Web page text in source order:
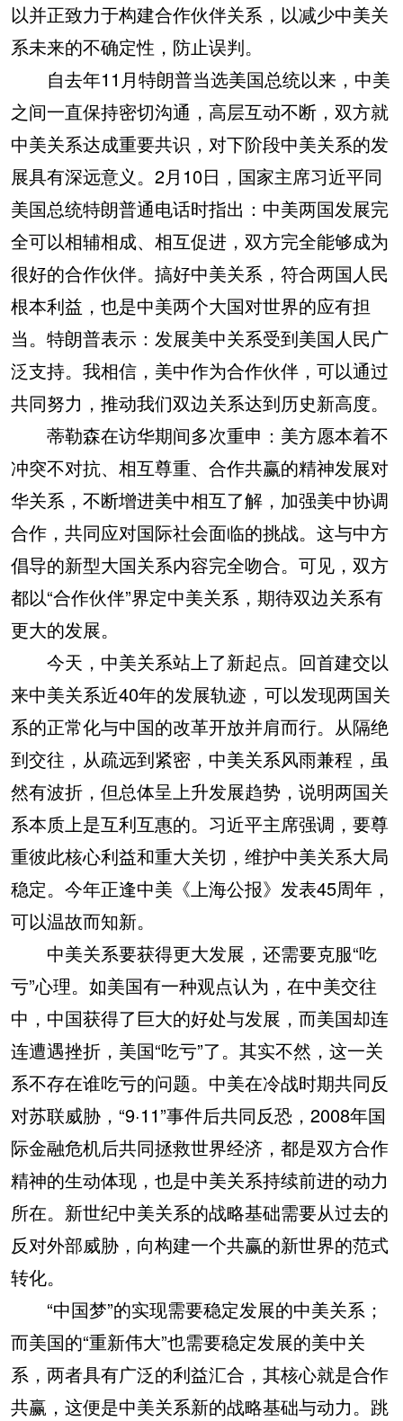
以并正致力于构建合作伙伴关系，以减少中美关
系未来的不确定性，防止误判。
自去年11月特朗普当选美国总统以来，中美
之间一直保持密切沟通，高层互动不断，双方就
中美关系达成重要共识，对下阶段中美关系的发
展具有深远意义。2月10日，国家主席习近平同
美国总统特朗普通电话时指出：中美两国发展完
全可以相辅相成、相互促进，双方完全能够成为
很好的合作伙伴。搞好中美关系，符合两国人民
根本利益，也是中美两个大国对世界的应有担
当。特朗普表示：发展美中关系受到美国人民广
泛支持。我相信，美中作为合作伙伴，可以通过
共同努力，推动我们双边关系达到历史新高度。
蒂勒森在访华期间多次重申：美方愿本着不
冲突不对抗、相互尊重、合作共赢的精神发展对
华关系，不断增进美中相互了解，加强美中协调
合作，共同应对国际社会面临的挑战。这与中方
倡导的新型大国关系内容完全吻合。可见，双方
都以“合作伙伴”界定中美关系，期待双边关系有
更大的发展。
今天，中美关系站上了新起点。回首建交以
来中美关系近40年的发展轨迹，可以发现两国关
系的正常化与中国的改革开放并肩而行。从隔绝
到交往，从疏远到紧密，中美关系风雨兼程，虽
然有波折，但总体呈上升发展趋势，说明两国关
系本质上是互利互惠的。习近平主席强调，要尊
重彼此核心利益和重大关切，维护中美关系大局
稳定。今年正逢中美《上海公报》发表45周年，
可以温故而知新。
中美关系要获得更大发展，还需要克服“吃
亏”心理。如美国有一种观点认为，在中美交往
中，中国获得了巨大的好处与发展，而美国却连
连遭遇挫折，美国“吃亏”了。其实不然，这一关
系不存在谁吃亏的问题。中美在冷战时期共同反
对苏联威胁，“9·11”事件后共同反恐，2008年国
际金融危机后共同拯救世界经济，都是双方合作
精神的生动体现，也是中美关系持续前进的动力
所在。新世纪中美关系的战略基础需要从过去的
反对外部威胁，向构建一个共赢的新世界的范式
转化。
“中国梦”的实现需要稳定发展的中美关系；
而美国的“重新伟大”也需要稳定发展的美中关
系，两者具有广泛的利益汇合，其核心就是合作
共赢，这便是中美关系新的战略基础与动力。跳